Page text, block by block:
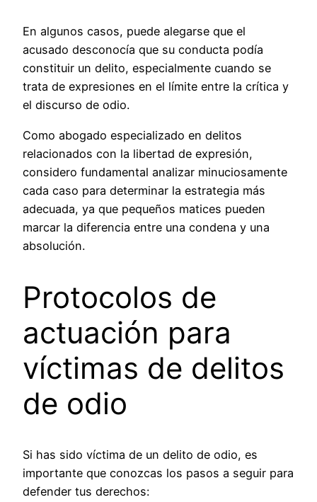
En algunos casos, puede alegarse que el
acusado desconocía que su conducta podía
constituir un delito, especialmente cuando se
trata de expresiones en el límite entre la crítica y
el discurso de odio.
Como abogado especializado en delitos
relacionados con la libertad de expresión,
considero fundamental analizar minuciosamente
cada caso para determinar la estrategia más
adecuada, ya que pequeños matices pueden
marcar la diferencia entre una condena y una
absolución.
Protocolos de
actuación para
víctimas de delitos
de odio
Si has sido víctima de un delito de odio, es
importante que conozcas los pasos a seguir para
defender tus derechos: